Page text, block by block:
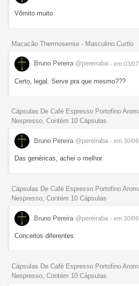
Vômito muito
Macacão Thermosense - Masculino Curtlo
Bruno Pereira @pereiraba - em 03/
Certo, legal. Serve pra que mesmo???
Cápsulas De Café Espresso Portofino
Nespresso, Contém 10 Cápsulas
Bruno Pereira @pereiraba - em 30/
Das genéricas, achei o melhor.
Cápsulas De Café Espresso Portofino
Nespresso, Contém 10 Cápsulas
Bruno Pereira @pereiraba - em 30/
Conceitos diferentes.
Cápsulas De Café Espresso Portofino
Nespresso, Contém 10 Cápsulas